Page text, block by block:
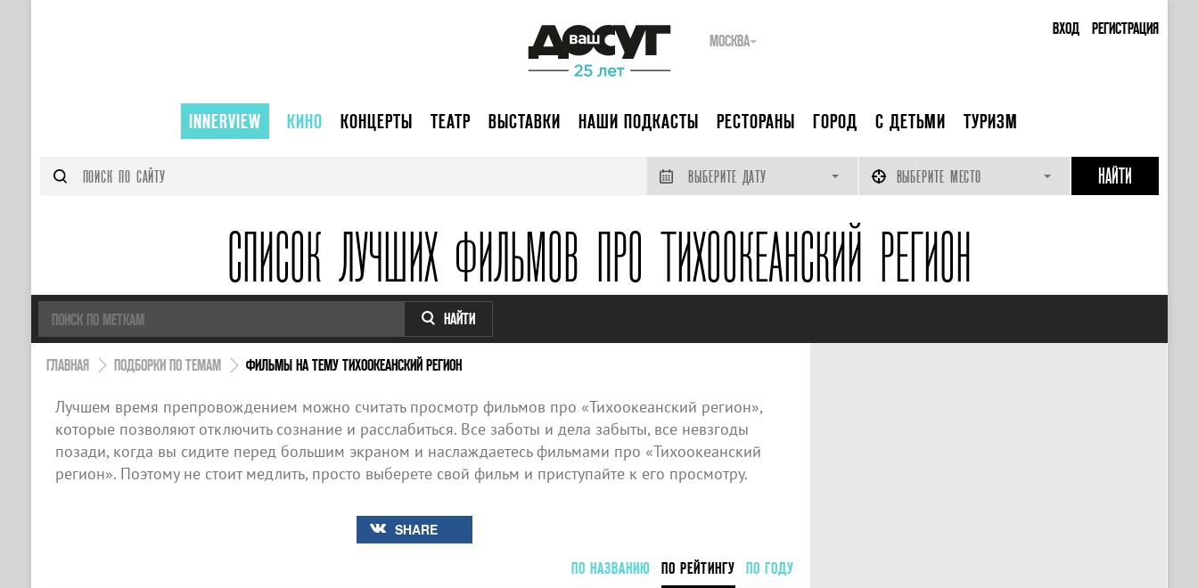
ВХОД РЕГИСТРАЦИЯ
МОСКВА
INNERVIEW КИНО КОНЦЕРТЫ ТЕАТР ВЫСТАВКИ НАШИ ПОДКАСТЫ РЕСТОРАНЫ ГОРОД С ДЕТЬМИ ТУРИЗМ
ВЫБЕРИТЕ ДАТУ ВЫБЕРИТЕ МЕСТО
СПИСОК ЛУЧШИХ ФИЛЬМОВ ПРО ТИХООКЕАНСКИЙ РЕГИОН
НАЙТИ
ГЛАВНАЯ ПОДБОРКИ ПО ТЕМАМ ФИЛЬМЫ НА ТЕМУ ТИХООКЕАНСКИЙ РЕГИОН
Лучшем время препровождением можно считать просмотр фильмов про «Тихоокеанский регион»,
которые позволяют отключить сознание и расслабиться. Все заботы и дела забыты, все невзгоды
позади, когда вы сидите перед большим экраном и наслаждаетесь фильмами про «Тихоокеанский
регион». Поэтому не стоит медлить, просто выберете свой фильм и приступайте к его просмотру.
SHARE
ПО НАЗВАНИЮ ПО РЕЙТИНГУ ПО ГОДУ